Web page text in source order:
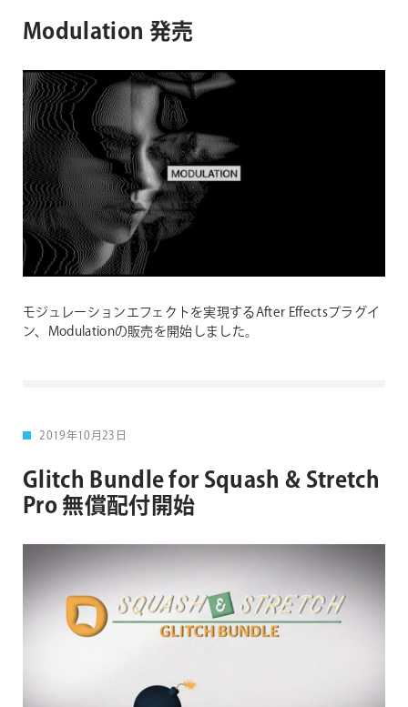
Modulation 発売
モジュレーションエフェクトを実現するAfter Effectsプラグイ
ン、Modulationの販売を開始しました。
2019年10月23日
Glitch Bundle for Squash & Stretch
Pro 無償配付開始